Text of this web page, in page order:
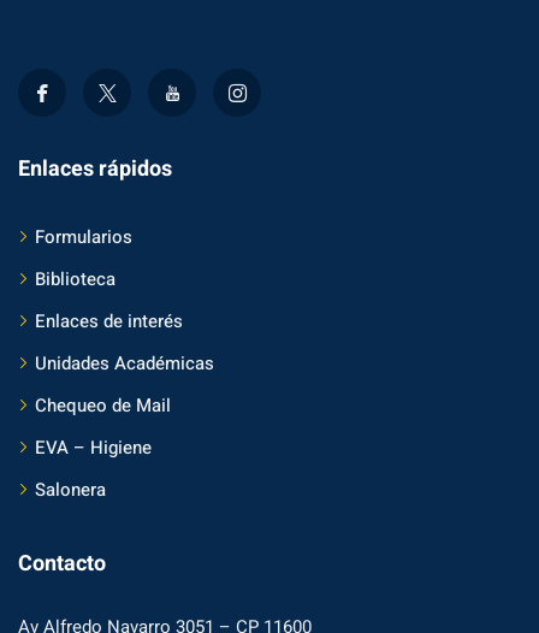
Enlaces rápidos
Formularios
Biblioteca
Enlaces de interés
Unidades Académicas
Chequeo de Mail
EVA – Higiene
Salonera
Contacto
Av Alfredo Navarro 3051 – CP 11600